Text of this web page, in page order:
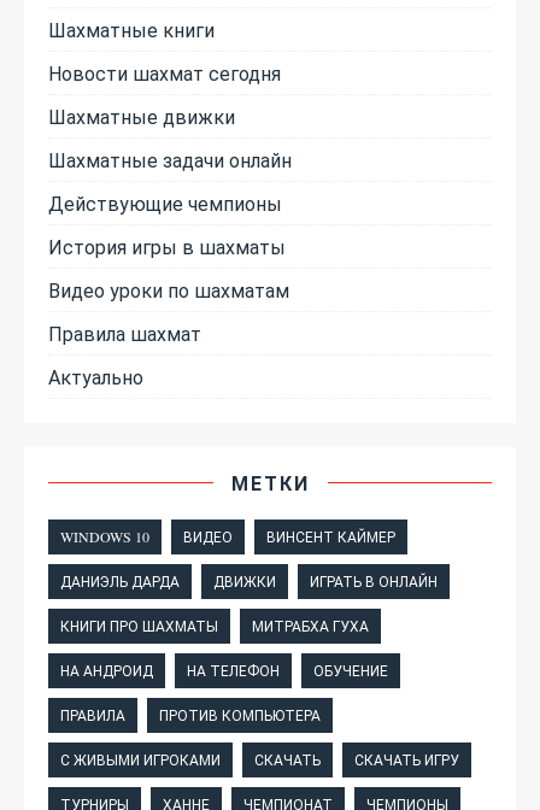
Шахматные книги
Новости шахмат сегодня
Шахматные движки
Шахматные задачи онлайн
Действующие чемпионы
История игры в шахматы
Видео уроки по шахматам
Правила шахмат
Актуально
МЕТКИ
WINDOWS 10 ВИДЕО ВИНСЕНТ КАЙМЕР
ДАНИЭЛЬ ДАРДА ДВИЖКИ ИГРАТЬ В ОНЛАЙН
КНИГИ ПРО ШАХМАТЫ МИТРАБХА ГУХА
НА АНДРОИД НА ТЕЛЕФОН ОБУЧЕНИЕ
ПРАВИЛА ПРОТИВ КОМПЬЮТЕРА
С ЖИВЫМИ ИГРОКАМИ СКАЧАТЬ СКАЧАТЬ ИГРУ
ТУРНИРЫ ХАННЕ ЧЕМПИОНАТ ЧЕМПИОНЫ